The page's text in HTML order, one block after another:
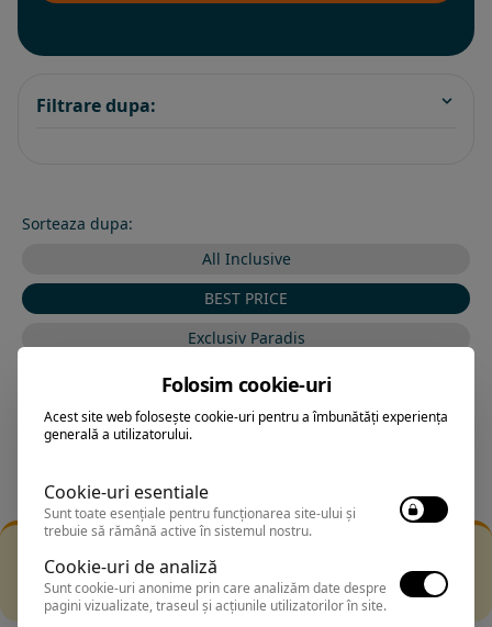
Filtrare dupa:
Sorteaza dupa:
All Inclusive
BEST PRICE
Exclusiv Paradis
Stele 1-5
Stele 5-1
Incearca sa folosesti o cautarea mai generala sau alege
alte fitre.
Folosim cookie-uri
Acest site web folosește cookie-uri pentru a îmbunătăți experiența
generală a utilizatorului.
Cookie-uri esentiale
Sunt toate esențiale pentru funcționarea site-ului și
trebuie să rămână active în sistemul nostru.
Cookie-uri de analiză
Sunt cookie-uri anonime prin care analizăm date despre
pagini vizualizate, traseul și acțiunile utilizatorilor în site.